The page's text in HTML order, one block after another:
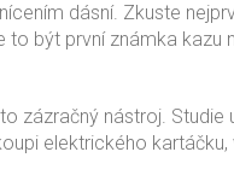
dásní. Zkuste
být první známka
zázračný nástroj.
elektrického